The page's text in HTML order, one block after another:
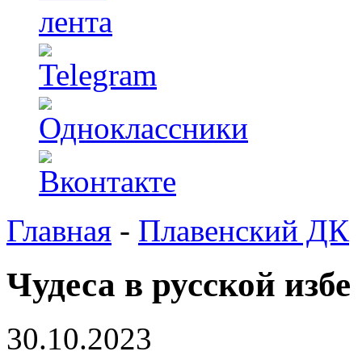
Главная - Плавенский ДК
Чудеса в русской избе
30.10.2023